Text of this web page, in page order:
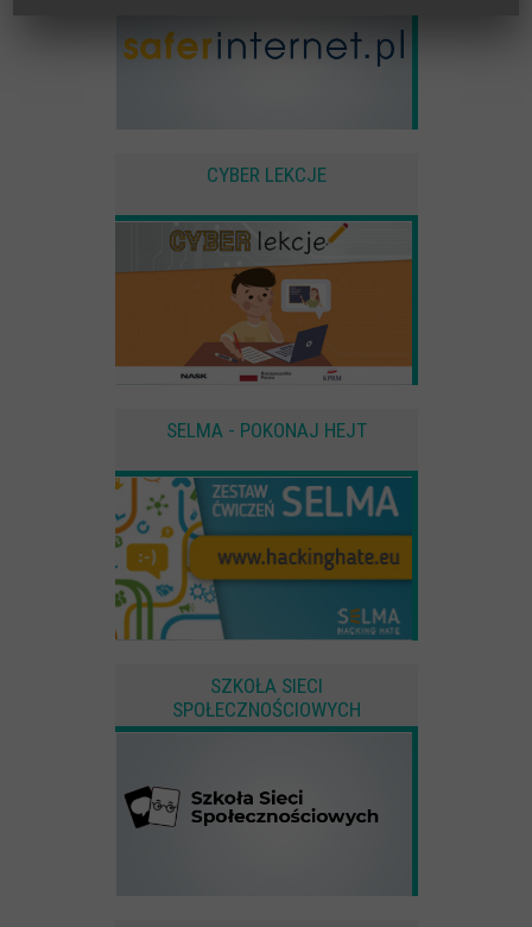
CYBER LEKCJE
SELMA - POKONAJ HEJT
SZKOŁA SIECI
SPOŁECZNOŚCIOWYCH
Statystyczne
Pliki Cookies od zewnętrznych dostawców usług takich jak filmy